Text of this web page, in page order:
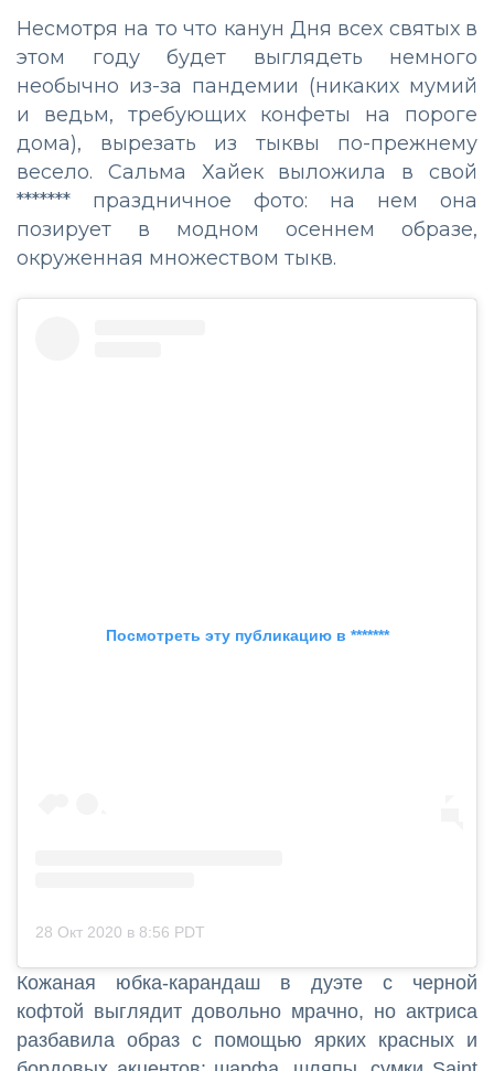
Несмотря на то что канун Дня всех святых в
этом году будет выглядеть немного
необычно из-за пандемии (никаких мумий
и ведьм, требующих конфеты на пороге
дома), вырезать из тыквы по-прежнему
весело. Сальма Хайек выложила в свой
******* праздничное фото: на нем она
позирует в модном осеннем образе,
окруженная множеством тыкв.
Посмотреть эту публикацию в *******
28 Окт 2020 в 8:56 PDT
Кожаная юбка-карандаш в дуэте с черной
кофтой выглядит довольно мрачно, но актриса
разбавила образ с помощью ярких красных и